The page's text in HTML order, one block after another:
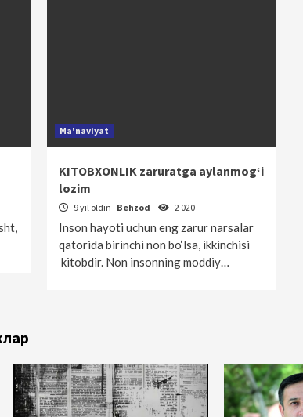
Ma'naviyat
KITOBXONLIK zaruratga aylanmog‘i
lozim
9 yil oldin Behzod 2 020
Inson hayoti uchun eng zarur narsalar
qatorida birinchi non bo‘lsa, ikkinchisi
kitobdir. Non insonning moddiy…